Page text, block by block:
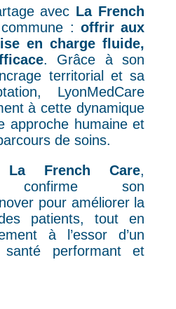
avec La French
: offrir aux
en charge fluide,
. Grâce à son
territorial et sa
LyonMedCare
à cette dynamique
approche humaine et
de soins.
La French Care,
confirme son
pour améliorer la
patients, tout en
à l’essor d’un
santé performant et